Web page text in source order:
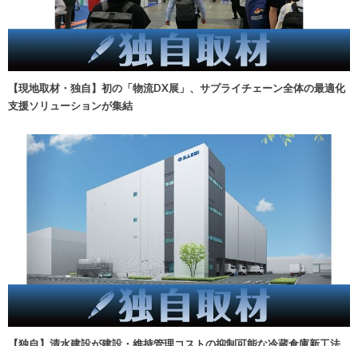
【現地取材・独自】初の「物流DX展」、サプライチェーン全体の最適化
支援ソリューションが集結
【独自】清水建設が建設・維持管理コストの抑制可能な冷蔵倉庫新工法